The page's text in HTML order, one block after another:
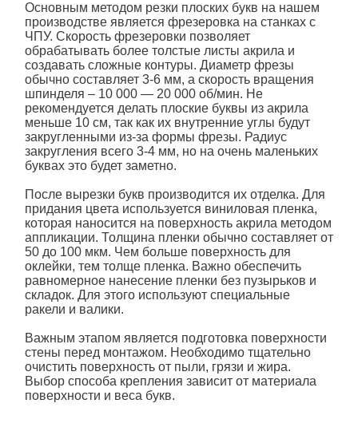
Основным методом резки плоских букв на нашем
производстве является фрезеровка на станках с
ЧПУ. Скорость фрезеровки позволяет
обрабатывать более толстые листы акрила и
создавать сложные контуры. Диаметр фрезы
обычно составляет 3-6 мм, а скорость вращения
шпинделя – 10 000 — 20 000 об/мин. Не
рекомендуется делать плоские буквы изакрила
меньше 10 см, так как их внутренние углы будут
закругленными из-за формы фрезы. Радиус
закругления всего 3-4 мм, но на очень маленьких
буквах это будет заметно.
После вырезки букв производится их отделка. Для
придания цвета используется виниловая пленка,
которая наносится на поверхность акрила методом
аппликации. Толщина пленки обычно составляет от
50 до 100 мкм. Чем больше поверхность для
оклейки, тем толще пленка. Важно обеспечить
равномерное нанесение пленки без пузырьков и
складок. Для этого используют специальные
ракели и валики.
Важным этапом является подготовка поверхности
стены перед монтажом. Необходимо тщательно
очистить поверхность от пыли, грязи и жира.
Выбор способа крепления зависит от материала
поверхности и веса букв.